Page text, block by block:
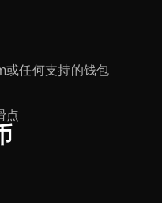
任何支持的钱包
点